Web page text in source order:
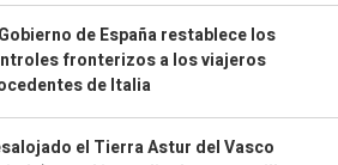
de España restablece los
fronterizos a los viajeros
de Italia
el Tierra Astur del Vasco